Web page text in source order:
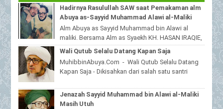
Hadirnya Rasulullah SAW saat Pemakaman alm
Abuya as-Sayyid Muhammad Alawi al-Maliki
Alm Abuya as Sayyid Muhammad bin Alawi al
maliki. Bersama Alm as Syaekh KH. HASAN IRAQIE,
Ponpes Al Haramain duwa' pote Sampang
Madura...
Wali Qutub Selalu Datang Kapan Saja
MuhibbinAbuya.Com - Wali Qutub Selalu Datang
Kapan Saja - Dikisahkan dari salah satu santri
Jenazah Sayyid Muhammad bin Alawi al-Maliki
Masih Utuh